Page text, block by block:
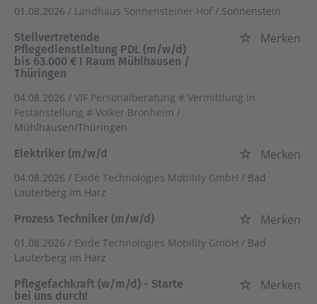
01.08.2026 / Landhaus Sonnensteiner Hof / Sonnenstein
Stellvertretende
Pflegedienstleitung PDL (m/w/d)
bis 63.000 € I Raum Mühlhausen /
Thüringen
Merken
04.08.2026 / VIF Personalberatung # Vermittlung in
Festanstellung # Volker Bronheim /
Mühlhausen/Thüringen
Elektriker (m/w/d
Merken
04.08.2026 / Exide Technologies Mobility GmbH / Bad
Lauterberg im Harz
Prozess Techniker (m/w/d)
Merken
01.08.2026 / Exide Technologies Mobility GmbH / Bad
Lauterberg im Harz
Pflegefachkraft (w/m/d) - Starte
bei uns durch!
Merken